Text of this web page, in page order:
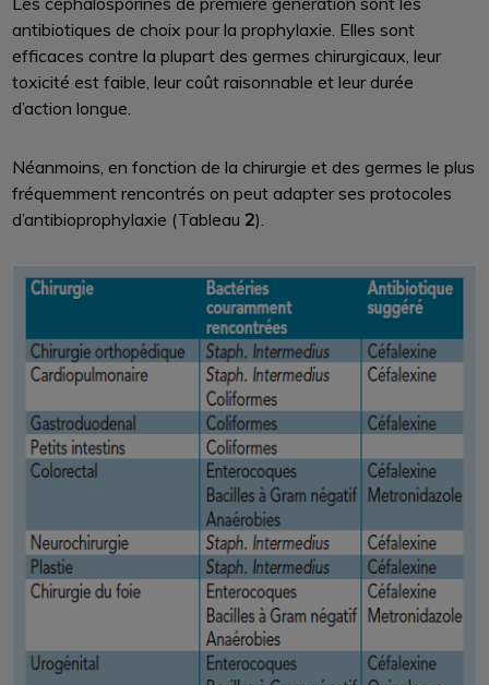
antibiotiques de choix pour la prophylaxie. Elles sont
efficaces contre la plupart des germes chirurgicaux, leur
toxicité est faible, leur coût raisonnable et leur durée
d’action longue.
Néanmoins, en fonction de la chirurgie et des germes le plus
fréquemment rencontrés on peut adapter ses protocoles
d’antibioprophylaxie (Tableau 2).